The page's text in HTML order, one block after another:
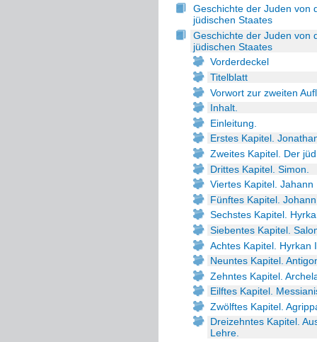
Geschichte der Juden von
jüdischen Staates
Geschichte der Juden von
jüdischen Staates
Vorderdeckel
Titelblatt
Vorwort zur zweiten
Inhalt.
Einleitung.
Erstes Kapitel.
Zweites Kapitel. Der
Drittes Kapitel. Simon.
Viertes Kapitel. Jahann
Fünftes Kapitel.
Sechstes Kapitel.
Siebentes Kapitel.
Achtes Kapitel. Hyrkan
Neuntes Kapitel.
Zehntes Kapitel.
Eilftes Kapitel.
Zwölftes Kapitel.
Dreizehntes Kapitel.
Lehre.